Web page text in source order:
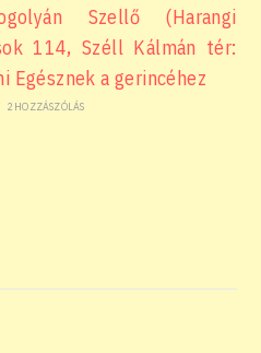
Szellő (Harangi
114, Széll Kálmán tér:
Egésznek a gerincéhez
2 HOZZÁSZÓLÁS